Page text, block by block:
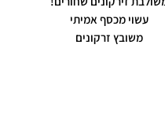
עשוי מכסף אמיתי
משובץ זרקונים